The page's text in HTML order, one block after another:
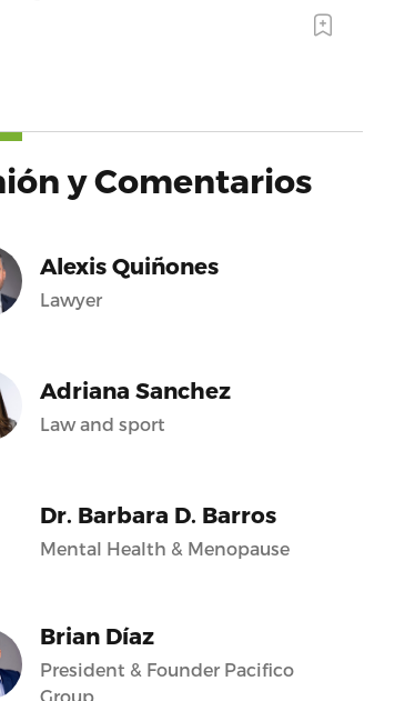
y Comentarios
Alexis Quiñones
Lawyer
Adriana Sanchez
Law and sport
Dr. Barbara D. Barros
Mental Health & Menopause
Brian Díaz
President & Founder Pacifico
Group